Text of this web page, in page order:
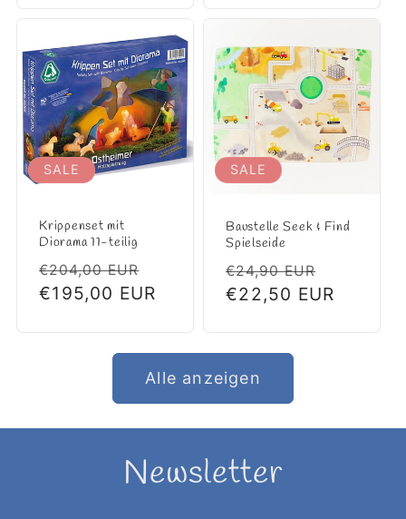
SALE
Krippenset mit
Diorama 11-teilig
Normaler
Preis
€204,00 EUR
Verkaufspreis
€195,00 EUR
SALE
Baustelle Seek & Find
Spielseide
Normaler
Preis
€24,90 EUR
€22,50 EUR
Alle anzeigen
Newsletter